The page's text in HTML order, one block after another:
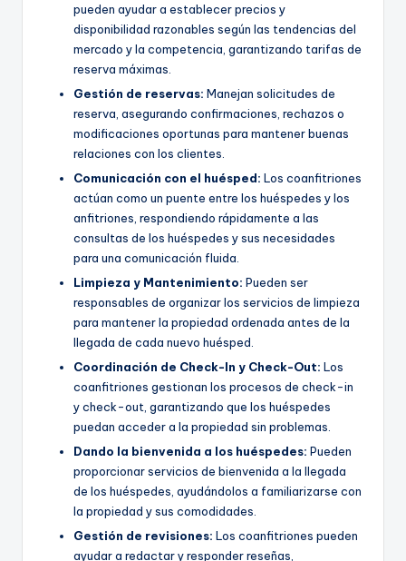
pueden ayudar a establecer precios y
disponibilidad razonables según las tendencias del
mercado y la competencia, garantizando tarifas de
reserva máximas.
Gestión de reservas: Manejan solicitudes de
reserva, asegurando confirmaciones, rechazos o
modificaciones oportunas para mantener buenas
relaciones con los clientes.
Comunicación con el huésped: Los coanfitriones
actúan como un puente entre los huéspedes y los
anfitriones, respondiendo rápidamente a las
consultas de los huéspedes y sus necesidades
para una comunicación fluida.
Limpieza y Mantenimiento: Pueden ser
responsables de organizar los servicios de limpieza
para mantener la propiedad ordenada antes de la
llegada de cada nuevo huésped.
Coordinación de Check-In y Check-Out: Los
coanfitriones gestionan los procesos de check-in
y check-out, garantizando que los huéspedes
puedan acceder a la propiedad sin problemas.
Dando la bienvenida a los huéspedes: Pueden
proporcionar servicios de bienvenida a la llegada
de los huéspedes, ayudándolos a familiarizarse con
la propiedad y sus comodidades.
Gestión de revisiones: Los coanfitriones pueden
ayudar a redactar y responder reseñas,